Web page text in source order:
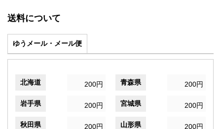
送料について
ゆうメール・メール便
北海道 200円 青森県 200円
岩手県 200円 宮城県 200円
秋田県 200円 山形県 200円